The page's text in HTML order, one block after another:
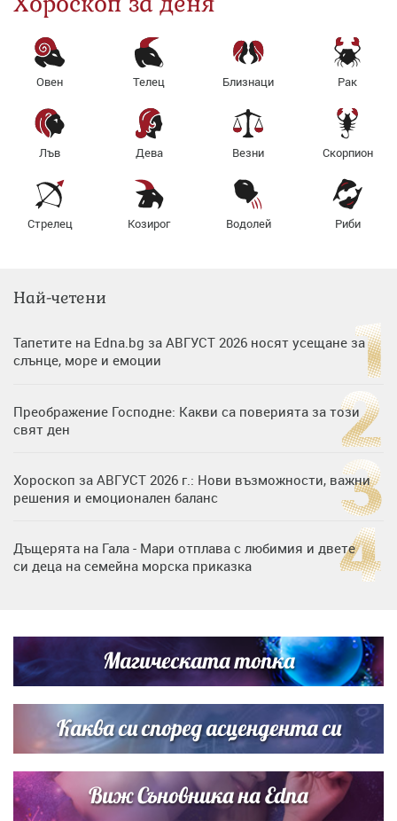
Овен Телец Близнаци Рак
Лъв Дева Везни Скорпион
Стрелец Козирог Водолей Риби
Най-четени
Тапетите на Edna.bg за АВГУСТ 2026 носят усещане за
слънце, море и емоции
Преображение Господне: Какви са поверията за този
свят ден
Хороскоп за АВГУСТ 2026 г.: Нови възможности, важни
решения и емоционален баланс
Дъщерята на Гала - Мари отплава с любимия и двете
си деца на семейна морска приказка
Братя Аргирови я изненадаха с песен
Магическата топка
Каква си според асцендента си
Виж Съновника на Edna